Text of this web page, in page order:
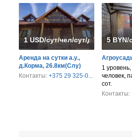
1 USD/сут/чел/сут/дом
Аренда на сутки а.у.,
д.Корма, 26.8км(Слу)
Контакты: +375 29 325-0...
5 BYN/
1
человек,
сот.
Контакты: